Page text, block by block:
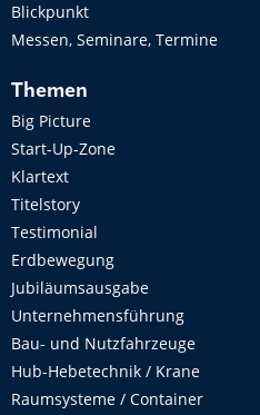
Blickpunkt
Messen, Seminare, Termine
Themen
Big Picture
Start-Up-Zone
Klartext
Titelstory
Testimonial
Erdbewegung
Jubiläumsausgabe
Unternehmensführung
Bau- und Nutzfahrzeuge
Hub-Hebetechnik / Krane
Raumsysteme / Container